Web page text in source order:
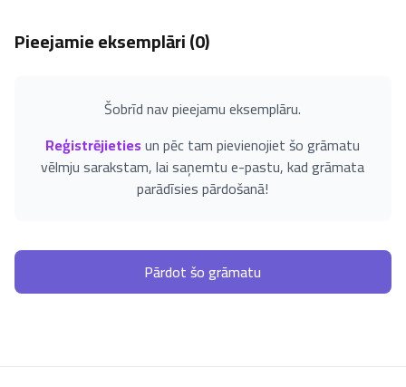
Pieejamie eksemplāri (0)
Šobrīd nav pieejamu eksemplāru.
Reģistrējietiesun pēc tam pievienojiet šo grāmatu
vēlmju sarakstam, lai saņemtu e-pastu, kad grāmata
parādīsies pārdošanā!
Pārdot šo grāmatu